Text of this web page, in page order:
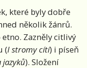
které byly dobře
několik žánrů.
Zazněly citlivý
(I stromy cítí) i píseň
). Složení